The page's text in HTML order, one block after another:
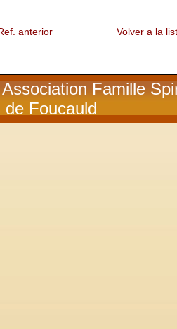
anterior Volver a la
Famille
de Foucauld